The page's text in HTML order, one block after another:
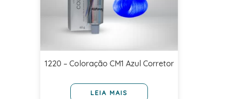
1220 – Coloração CM1 Azul Corretor
LEIA MAIS